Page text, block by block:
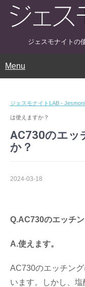
ジェスモナイトの
Menu
ジェスモナイトLAB -
は使えますか？
AC730のエッ
か？
2024-03-18
Q.AC730のエッチ
A.使えます。
AC730のエッチン
います。しかし、